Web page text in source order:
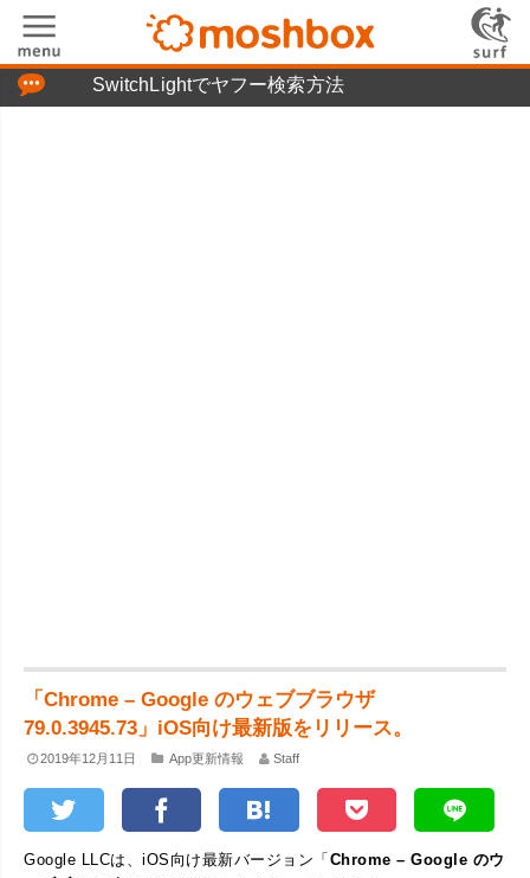
SwitchLightでヤフー検索方法
「Chrome – Google のウェブブラウザ
79.0.3945.73」iOS向け最新版をリリース。
2019年12月11日 App更新情報 Staff
Google LLCは、iOS向け最新バージョン「Chrome – Google のウ
「つぶやき」の使い方